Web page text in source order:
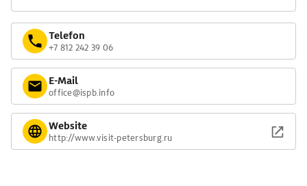
Telefon
+7 812 242 39 06
E-Mail
office@ispb.info
Website
http://www.visit-petersburg.ru